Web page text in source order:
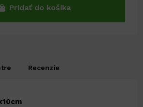
Pridať do košíka
Recenzie